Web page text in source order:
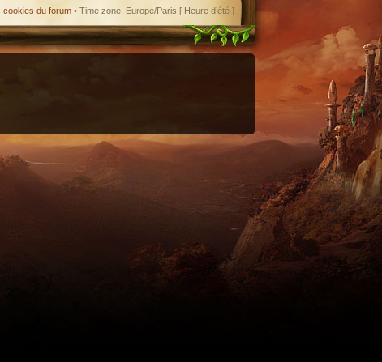
cookies du forum • Time zone: Europe/Paris [ Heure d’été ]
en charge le format iCal.